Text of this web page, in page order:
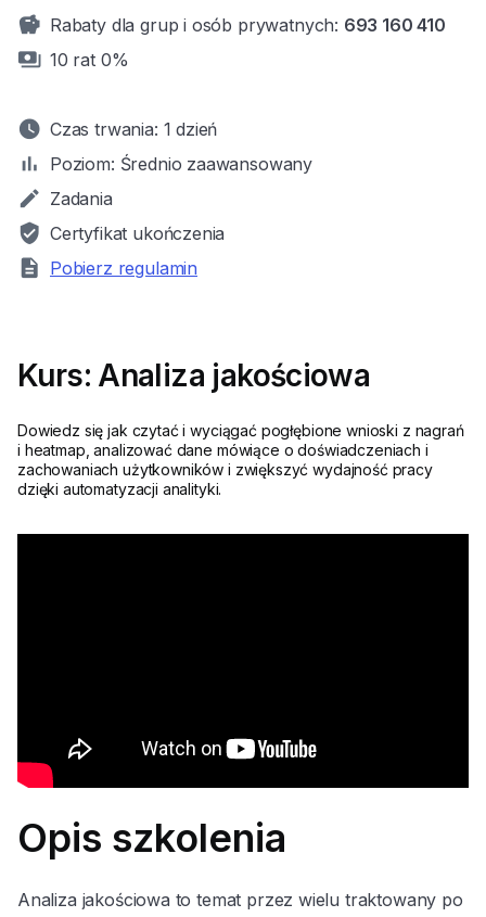
Kurs: Analiza jakościowa
Dowiedz się jak czytać i wyciągać pogłębione wnioski z nagrań
i heatmap, analizować dane mówiące o doświadczeniach i
zachowaniach użytkowników i zwiększyć wydajność pracy
dzięki automatyzacji analityki.
Opis szkolenia
Analiza jakościowa to temat przez wielu traktowany po
savings Rabaty dla grup i osób prywatnych: 693 160 410
payments 10 rat 0%
watch_later Czas trwania: 1 dzień
bar_chart Poziom: Średnio zaawansowany
mode Zadania
verified_user Certyfikat ukończenia
description Pobierz regulamin